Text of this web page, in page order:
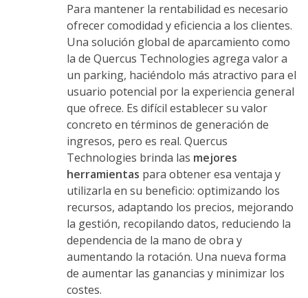
Para mantener la rentabilidad es necesario
ofrecer comodidad y eficiencia a los clientes.
Una solución global de aparcamiento como
la de Quercus Technologies agrega valor a
un parking, haciéndolo más atractivo para el
usuario potencial por la experiencia general
que ofrece. Es difícil establecer su valor
concreto en términos de generación de
ingresos, pero es real. Quercus
Technologies brinda las mejores
herramientas para obtener esa ventaja y
utilizarla en su beneficio: optimizando los
recursos, adaptando los precios, mejorando
la gestión, recopilando datos, reduciendo la
dependencia de la mano de obra y
aumentando la rotación. Una nueva forma
de aumentar las ganancias y minimizar los
costes.